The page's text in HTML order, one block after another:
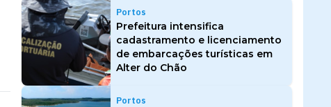
Portos
Prefeitura intensifica
cadastramento e licenciamento
de embarcações turísticas em
Alter do Chão
Portos